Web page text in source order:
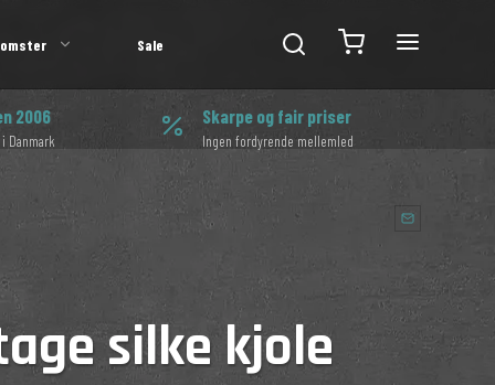
Sale
2006
Danmark
Skarpe og fair priser
Ingen fordyrende mellemled
silke kjole